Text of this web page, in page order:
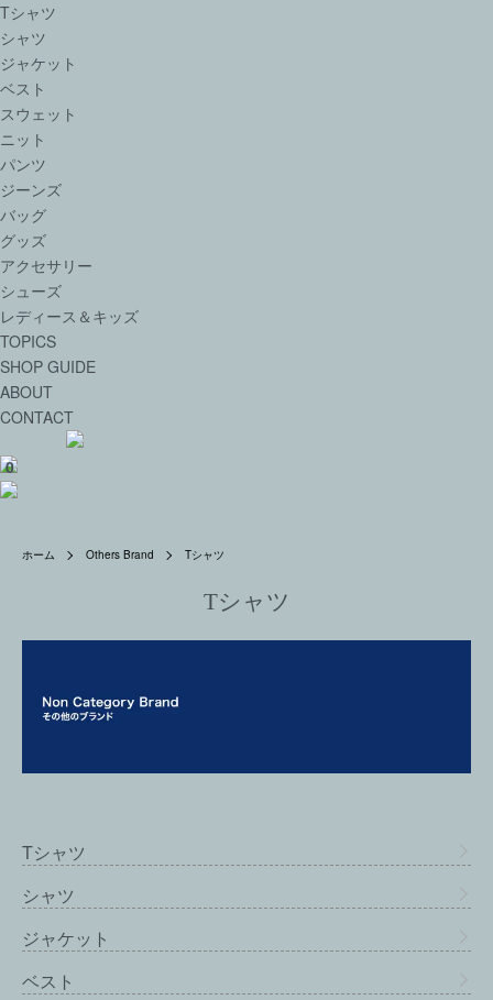
Tシャツ
シャツ
ジャケット
ベスト
スウェット
ニット
パンツ
ジーンズ
バッグ
グッズ
アクセサリー
シューズ
レディース＆キッズ
TOPICS
SHOP GUIDE
ABOUT
CONTACT
0
ホーム Others Brand Tシャツ
Tシャツ
Tシャツ
シャツ
ジャケット
ベスト